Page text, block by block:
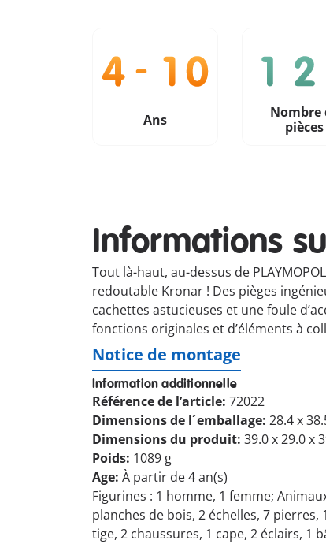
Ans
Nombre
pièces
Informations
Tout là-haut, au-dessus de
redoutable Kronar ! Des pièges
cachettes astucieuses et une foule
fonctions originales et d’éléments à
Notice de montage
Information additionnelle
Référence de l’article: 72022
Dimensions de l´emballage: 28.4 x
Dimensions du produit: 39.0 x 29.0 x
Poids: 1089 g
Age: À partir de 4 an(s)
Figurines : 1 homme, 1 femme;
planches de bois, 2 échelles, 7
tige, 2 chaussures, 1 cape, 2 éclairs,